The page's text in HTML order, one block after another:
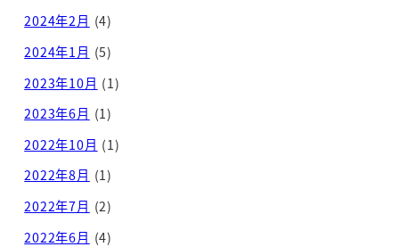
2024年2月 (4)
2024年1月 (5)
2023年10月 (1)
2023年6月 (1)
2022年10月 (1)
2022年8月 (1)
2022年7月 (2)
2022年6月 (4)